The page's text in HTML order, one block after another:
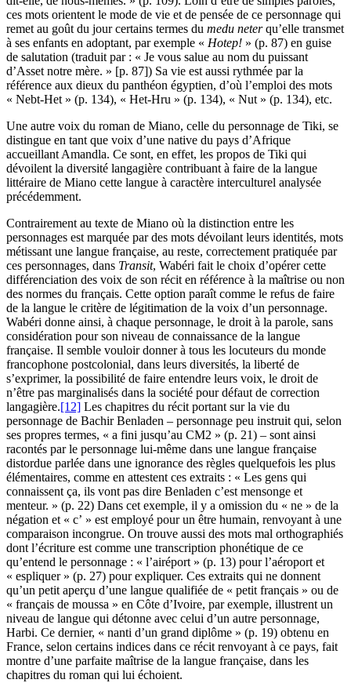
ces mots orientent le mode de vie et de pensée de ce personnage qui
remet au goût du jour certains termes du medu neterqu’elle transmet
à ses enfants en adoptant, par exemple « Hotep! » (p. 87) en guise
de salutation (traduit par : « Je vous salue au nom du puissant
d’Asset notre mère. » [p. 87]) Sa vie est aussi rythmée par la
référence aux dieux du panthéon égyptien, d’où l’emploi des mots
« Nebt-Het » (p. 134), « Het-Hru » (p. 134), « Nut » (p. 134), etc.
Une autre voix du roman de Miano, celle du personnage de Tiki, se
distingue en tant que voix d’une native du pays d’Afrique
accueillant Amandla. Ce sont, en effet, les propos de Tiki qui
dévoilent la diversité langagière contribuant à faire de la langue
littéraire de Miano cette langue à caractère interculturel analysée
précédemment.
Contrairement au texte de Miano où la distinction entre les
personnages est marquée par des mots dévoilant leurs identités, mots
métissant une langue française, au reste, correctement pratiquée par
ces personnages, dans Transit, Wabéri fait le choix d’opérer cette
différenciation des voix de son récit en référence à la maîtrise ou non
des normes du français. Cette option paraît comme le refus de faire
de la langue le critère de légitimation de la voix d’un personnage.
Wabéri donne ainsi, à chaque personnage, le droit à la parole, sans
considération pour son niveau de connaissance de la langue
française. Il semble vouloir donner à tous les locuteurs du monde
francophone postcolonial, dans leurs diversités, la liberté de
s’exprimer, la possibilité de faire entendre leurs voix, le droit de
n’être pas marginalisés dans la société pour défaut de correction
langagière.[12] Les chapitres du récit portant sur la vie du
personnage de Bachir Benladen – personnage peu instruit qui, selon
ses propres termes, « a fini jusqu’au CM2 » (p. 21) – sont ainsi
racontés par le personnage lui-même dans une langue française
distordue parlée dans une ignorance des règles quelquefois les plus
élémentaires, comme en attestent ces extraits : « Les gens qui
connaissent ça, ils vont pas dire Benladen c’est mensonge et
menteur. » (p. 22) Dans cet exemple, il y a omission du « ne » de la
négation et « c’ » est employé pour un être humain, renvoyant à une
comparaison incongrue. On trouve aussi des mots mal orthographiés
dont l’écriture est comme une transcription phonétique de ce
qu’entend le personnage : « l’airéport » (p. 13) pour l’aéroport et
« espliquer » (p. 27) pour expliquer. Ces extraits qui ne donnent
qu’un petit aperçu d’une langue qualifiée de « petit français » ou de
« français de moussa » en Côte d’Ivoire, par exemple, illustrent un
niveau de langue qui détonne avec celui d’un autre personnage,
Harbi. Ce dernier, « nanti d’un grand diplôme » (p. 19) obtenu en
France, selon certains indices dans ce récit renvoyant à ce pays, fait
montre d’une parfaite maîtrise de la langue française, dans les
chapitres du roman qui lui échoient.